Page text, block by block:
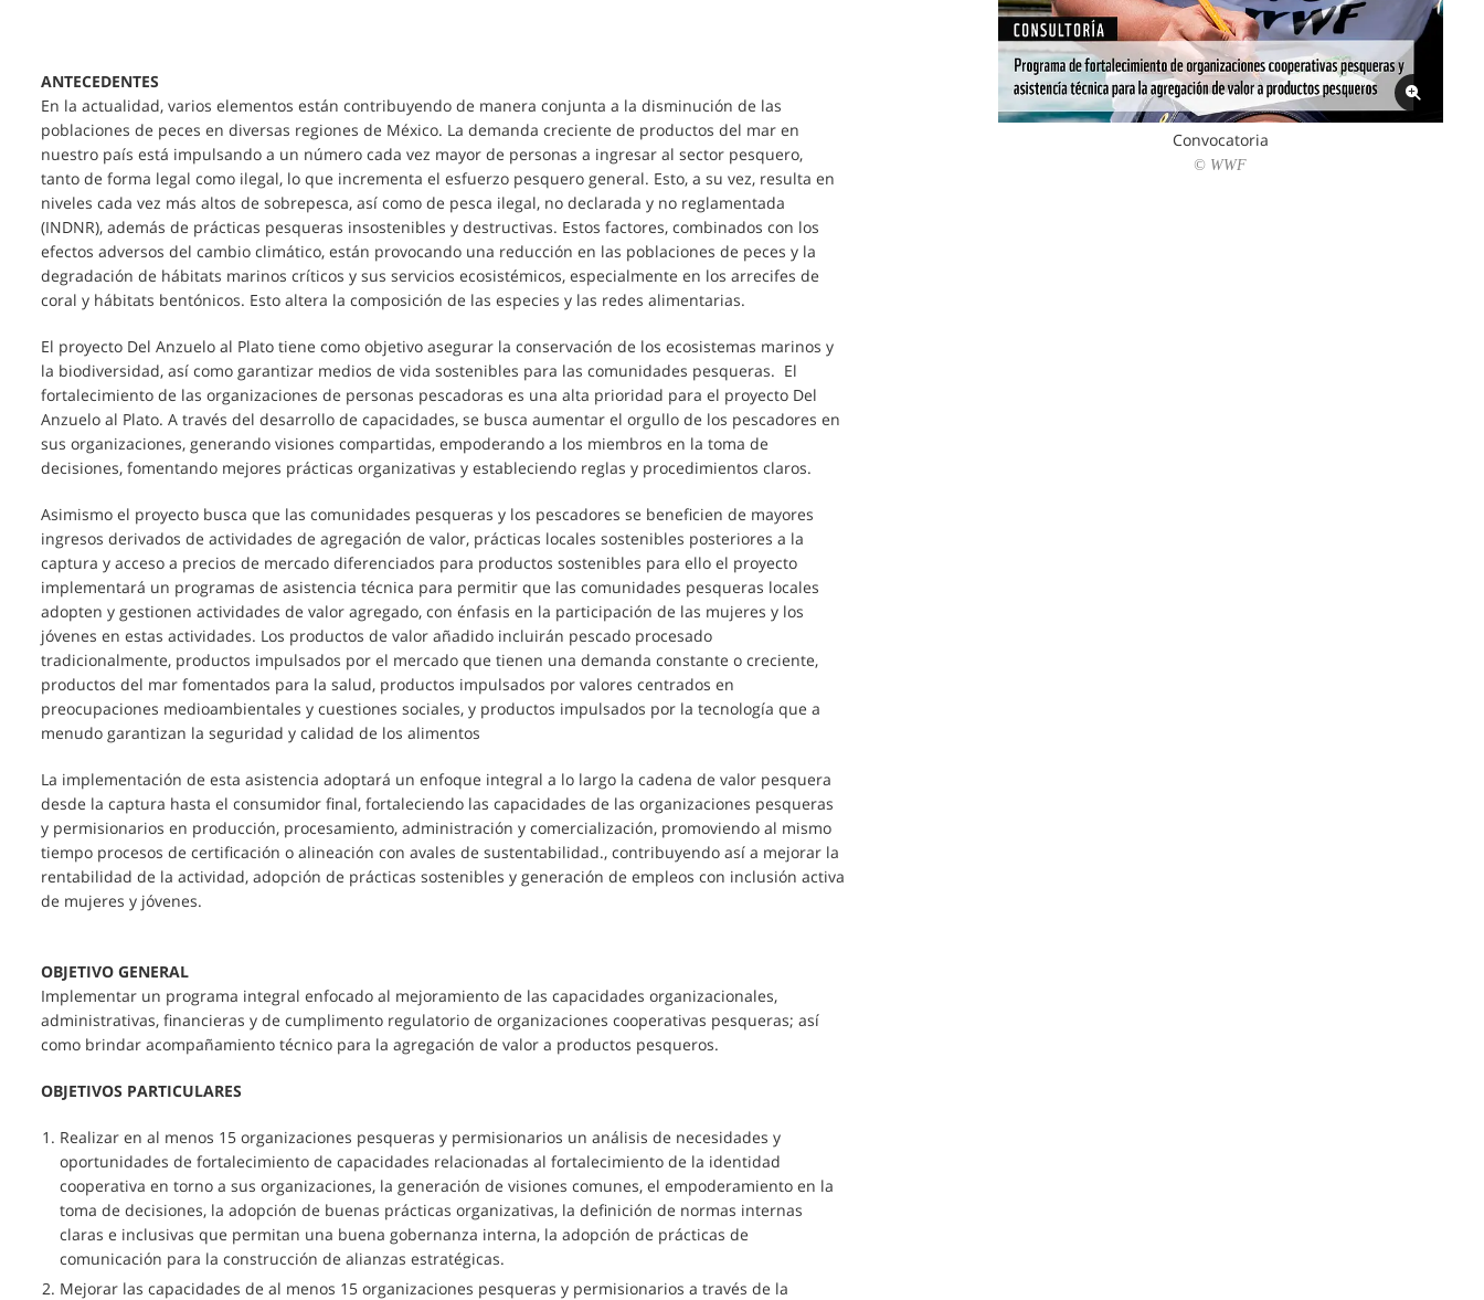
ANTECEDENTES
En la actualidad, varios elementos están contribuyendo de manera conjunta a la disminución de las
poblaciones de peces en diversas regiones de México. La demanda creciente de productos del mar en
nuestro país está impulsando a un número cada vez mayor de personas a ingresar al sector pesquero,
tanto de forma legal como ilegal, lo que incrementa el esfuerzo pesquero general. Esto, a su vez, resulta en
niveles cada vez más altos de sobrepesca, así como de pesca ilegal, no declarada y no reglamentada
(INDNR), además de prácticas pesqueras insostenibles y destructivas. Estos factores, combinados con los
efectos adversos del cambio climático, están provocando una reducción en las poblaciones de peces y la
degradación de hábitats marinos críticos y sus servicios ecosistémicos, especialmente en los arrecifes de
coral y hábitats bentónicos. Esto altera la composición de las especies y las redes alimentarias.
El proyecto Del Anzuelo al Plato tiene como objetivo asegurar la conservación de los ecosistemas marinos y
la biodiversidad, así como garantizar medios de vida sostenibles para las comunidades pesqueras. El
fortalecimiento de las organizaciones de personas pescadoras es una alta prioridad para el proyecto Del
Anzuelo al Plato. A través del desarrollo de capacidades, se busca aumentar el orgullo de los pescadores en
sus organizaciones, generando visiones compartidas, empoderando a los miembros en la toma de
decisiones, fomentando mejores prácticas organizativas y estableciendo reglas y procedimientos claros.
Asimismo el proyecto busca que las comunidades pesqueras y los pescadores se beneficien de mayores
ingresos derivados de actividades de agregación de valor, prácticas locales sostenibles posteriores a la
captura y acceso a precios de mercado diferenciados para productos sostenibles para ello el proyecto
implementará un programas de asistencia técnica para permitir que las comunidades pesqueras locales
adopten y gestionen actividades de valor agregado, con énfasis en la participación de las mujeres y los
jóvenes en estas actividades. Los productos de valor añadido incluirán pescado procesado
tradicionalmente, productos impulsados por el mercado que tienen una demanda constante o creciente,
productos del mar fomentados para la salud, productos impulsados por valores centrados en
preocupaciones medioambientales y cuestiones sociales, y productos impulsados por la tecnología que a
menudo garantizan la seguridad y calidad de los alimentos
La implementación de esta asistencia adoptará un enfoque integral a lo largo la cadena de valor pesquera
desde la captura hasta el consumidor final, fortaleciendo las capacidades de las organizaciones pesqueras
y permisionarios en producción, procesamiento, administración y comercialización, promoviendo al mismo
tiempo procesos de certificación o alineación con avales de sustentabilidad., contribuyendo así a mejorar la
rentabilidad de la actividad, adopción de prácticas sostenibles y generación de empleos con inclusión activa
de mujeres y jóvenes.
OBJETIVO GENERAL
Implementar un programa integral enfocado al mejoramiento de las capacidades organizacionales,
administrativas, financieras y de cumplimento regulatorio de organizaciones cooperativas pesqueras; así
como brindar acompañamiento técnico para la agregación de valor a productos pesqueros.
OBJETIVOS PARTICULARES
Realizar en al menos 15 organizaciones pesqueras y permisionarios un análisis de necesidades y
oportunidades de fortalecimiento de capacidades relacionadas al fortalecimiento de la identidad
cooperativa en torno a sus organizaciones, la generación de visiones comunes, el empoderamiento en la
toma de decisiones, la adopción de buenas prácticas organizativas, la definición de normas internas
claras e inclusivas que permitan una buena gobernanza interna, la adopción de prácticas de
comunicación para la construcción de alianzas estratégicas.
Mejorar las capacidades de al menos 15 organizaciones pesqueras y permisionarios a través de la
Convocatoria
© WWF